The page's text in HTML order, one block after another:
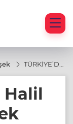
TÜRKİYE’DE
HİZMETLER
GELDİ